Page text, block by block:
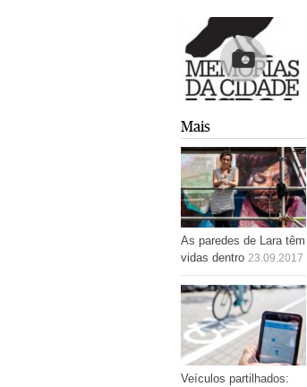
Multimedia
Mais
As paredes de Lara têm
vidas dentro 23.09.2017
Veículos partilhados: